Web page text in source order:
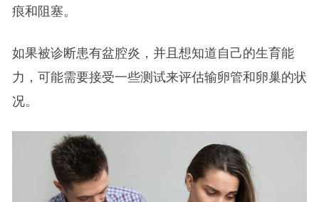
痕和阻塞。
如果被诊断患有盆腔炎，并且想知道自己的生育能
力，可能需要接受一些测试来评估输卵管和卵巢的状
况。